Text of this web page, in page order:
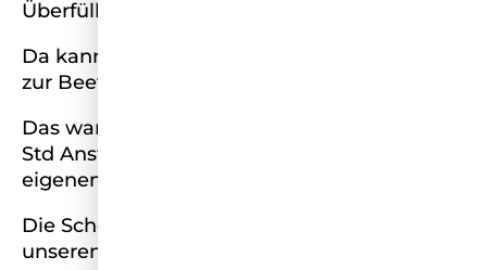
Überfüllung, Selbstzweifel und wenig Spaß?
Da kann ich mich genauso gut für ein Ticket
zur Beethoven Ausstellung anstellen.
Das war eine ähnliche Enttäuschung nach 2
Std Anstehen und das als Touri in meiner
eigenen Stadt.
Die Schönheitsindustrie profitiert von
unseren Unsicherheiten.